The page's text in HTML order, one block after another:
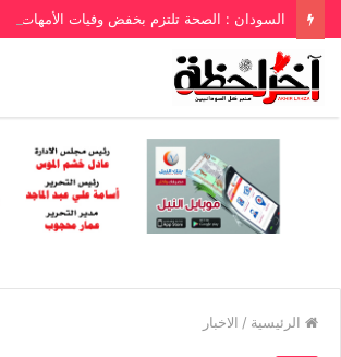
السودان : الصحة تلتزم بخفض وفيات الأمهات
الرئيسية / الاخبار